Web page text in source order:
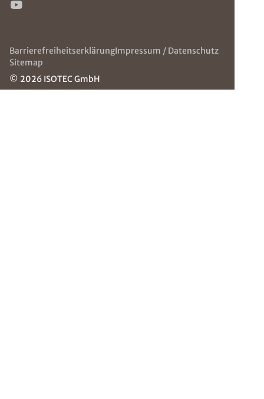
BarrierefreiheitserklärungImpressum / Datenschutz
Sitemap
© 2026 ISOTEC GmbH